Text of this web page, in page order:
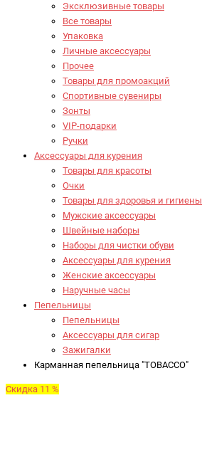
Эксклюзивные товары
Все товары
Упаковка
Личные аксессуары
Прочее
Товары для промоакций
Спортивные сувениры
Зонты
VIP-подарки
Ручки
Аксессуары для курения
Товары для красоты
Очки
Товары для здоровья и гигиены
Мужские аксессуары
Швейные наборы
Наборы для чистки обуви
Аксессуары для курения
Женские аксессуары
Наручные часы
Пепельницы
Пепельницы
Аксессуары для сигар
Зажигалки
Карманная пепельница "TOBACCO"
Скидка 11 %